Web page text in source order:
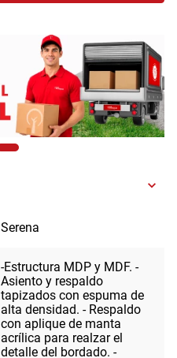
Serena
-Estructura MDP y MDF. -
Asiento y respaldo
tapizados con espuma de
alta densidad. - Respaldo
con aplique de manta
acrílica para realzar el
detalle del bordado. -